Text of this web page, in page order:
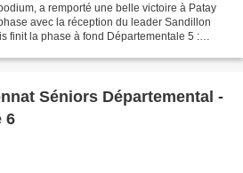
a remporté une belle victoire à Patay
avec la réception du leader Sandillon
finit la phase à fond Départementale 5 :
Séniors Départemental -
6